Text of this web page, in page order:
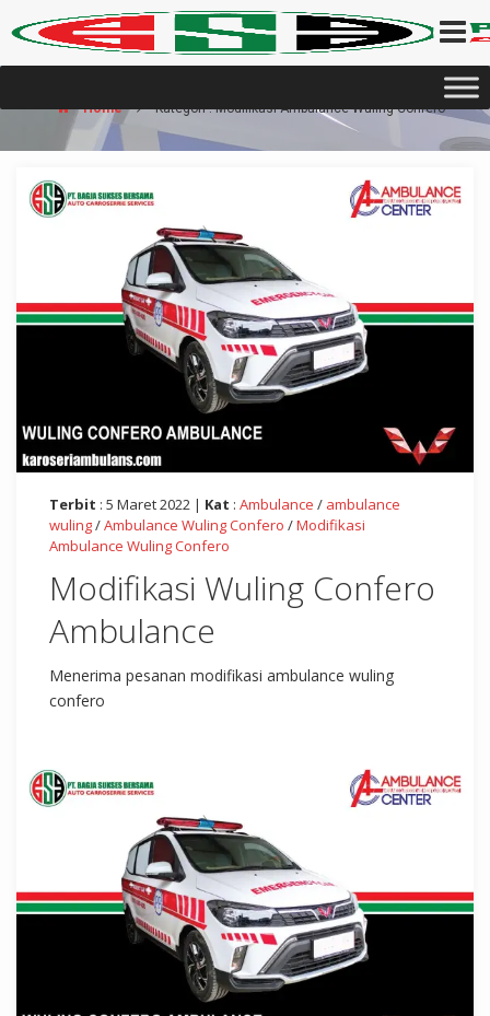
Home Kategori : Modifikasi Ambulance Wuling Confero
Terbit : 5 Maret 2022 | Kat : Ambulance / ambulance
wuling/Ambulance Wuling Confero /Modifikasi
Ambulance Wuling Confero
Modifikasi Wuling Confero
Ambulance
Menerima pesanan modifikasi ambulance wuling
confero